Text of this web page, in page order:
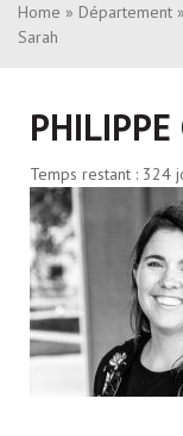
Home » Département »
Sarah
Temps restant : 324